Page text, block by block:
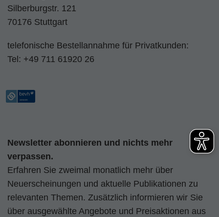
Silberburgstr. 121
70176 Stuttgart
telefonische Bestellannahme für Privatkunden:
Tel: +49 711 61920 26
Newsletter abonnieren und nichts mehr
verpassen.
Erfahren Sie zweimal monatlich mehr über
Neuerscheinungen und aktuelle Publikationen zu
relevanten Themen. Zusätzlich informieren wir Sie
über ausgewählte Angebote und Preisaktionen aus